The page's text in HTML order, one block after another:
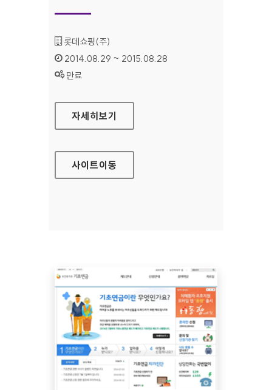
기관명 :
롯데쇼핑(주)
인증기간 :
2014.08.29 ~ 2015.08.28
상태 :
만료
롯데그룹 국문 홈페이지
자세히보기
사이트이동